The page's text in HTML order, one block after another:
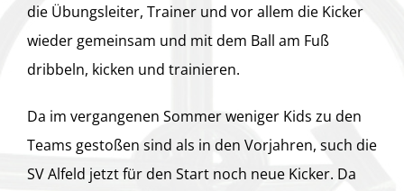
die Übungsleiter, Trainer und vor allem die Kicker
wieder gemeinsam und mit dem Ball am Fuß
dribbeln, kicken und trainieren.
Da im vergangenen Sommer weniger Kids zu den
Teams gestoßen sind als in den Vorjahren, such die
SV Alfeld jetzt für den Start noch neue Kicker. Da